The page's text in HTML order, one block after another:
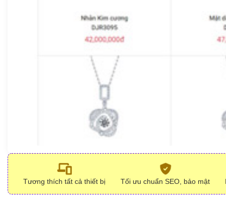
Tương thích tất cả thiết bị Tối ưu chuẩn SEO, bảo mật